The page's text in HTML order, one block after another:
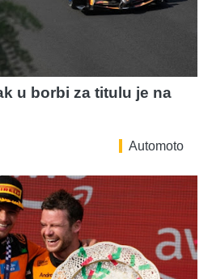
u borbi za titulu je na
Automoto